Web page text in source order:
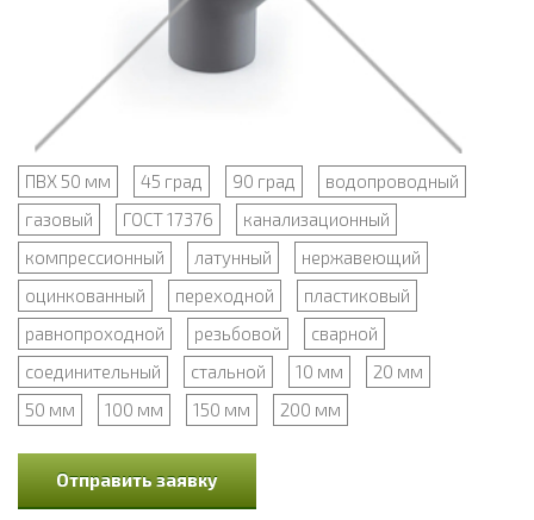
ПВХ 50 мм 45 град 90 град
водопроводный
газовый
ГОСТ 17376
канализационный
компрессионный
латунный
нержавеющий
оцинкованный
переходной
пластиковый
равнопроходной
резьбовой
сварной
соединительный
стальной 10 мм
20 мм
50 мм
100 мм 150 мм 200 мм
Отправить заявку